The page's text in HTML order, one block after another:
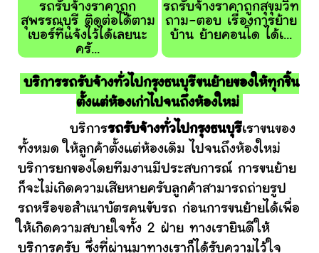
รถรับจ้างราคาถูก
สุพรรณบุรี ติดต่อได้ตาม
เบอร์ที่แจ้งไว้ได้เลยนะ
ครั...
รถรับจ้างราคาถูกสุขุมวิท
ถาม-ตอบ เรื่องการย้าย
บ้าน ย้ายคอนโด ได้เ...
บริการรถรับจ้างทั่วไปกรุงธนบุรีขนย้ายของให้ทุกชิ้น
ตั้งแต่ห้องเก่าไปจนถึงห้องใหม่
บริการรถรับจ้างทั่วไปกรุงธนบุรีเราขนของ
ทั้งหมด ให้ลูกค้าตั้งแต่ห้องเดิม ไปจนถึงห้องใหม่
บริการยกของโดยทีมงานมีประสบการณ์ การขนย้าย
ก็จะไม่เกิดความเสียหายครับลูกค้าสามารถถ่ายรูป
รถหรือขอสำเนาบัตรคนขับรถ ก่อนการขนย้ายได้เพื่อ
ให้เกิดความสบายใจทั้ง 2 ฝ่าย ทางเรายินดีให้
บริการครับ ซึ่งที่ผ่านมาทางเราก็ได้รับความไว้ใจ